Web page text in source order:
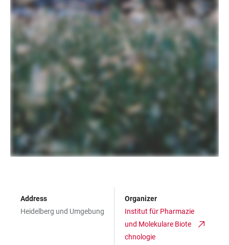
Address
Heidelberg und Umgebung
Organizer
Institut für Pharmazie
und Molekulare Biote
chnologie